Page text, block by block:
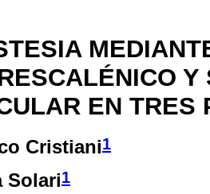
EN TRES
Cristiani1
Solari1